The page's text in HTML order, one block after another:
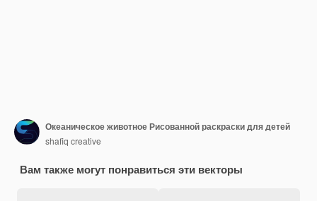
Океаническое животное Рисованной раскраски для детей
shafiq creative
Вам также могут понравиться эти векторы